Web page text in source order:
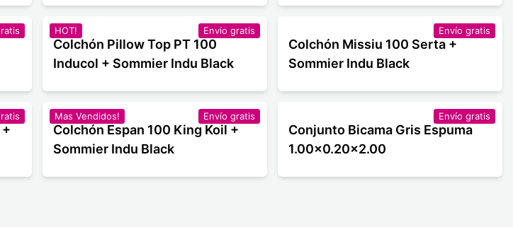
HOT! Envío gratis
Colchón Pillow Top PT 100
Inducol + Sommier Indu Black
Envío gratis
Colchón Missiu 100 Serta +
Sommier Indu Black
Mas Vendidos! Envío gratis
Colchón Espan 100 King Koil +
Sommier Indu Black
Envío gratis
Conjunto Bicama Gris Espuma
1.00x0.20x2.00